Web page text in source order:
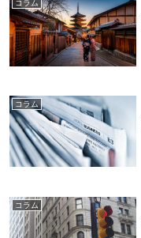
コラム
コラム
コラム